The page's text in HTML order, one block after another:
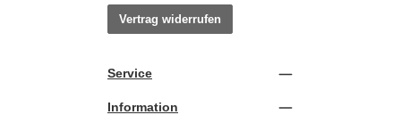
Vertrag widerrufen
Service
Information